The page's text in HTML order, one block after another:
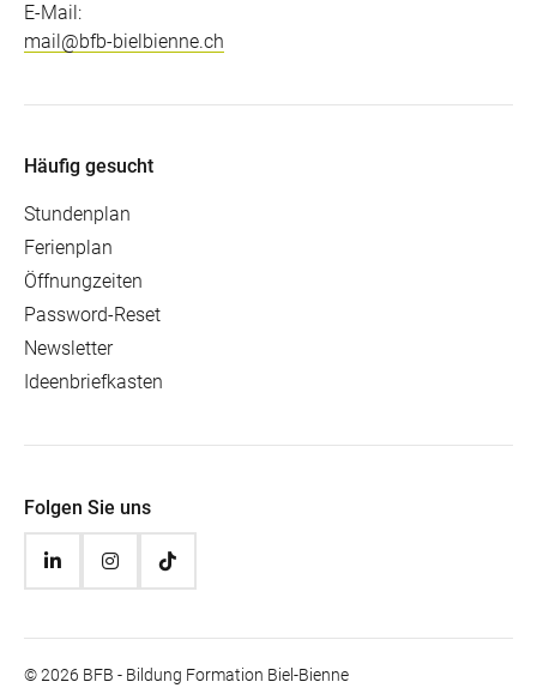
E-Mail:
mail@bfb-bielbienne.ch
Häufig gesucht
Stundenplan
Ferienplan
Öffnungzeiten
Password-Reset
Newsletter
Ideenbriefkasten
Folgen Sie uns
© 2026 BFB - Bildung Formation Biel-Bienne